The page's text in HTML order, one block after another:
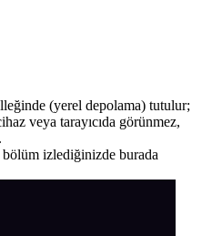
(yerel depolama) tutulur;
veya tarayıcıda görünmez,
izlediğinizde burada